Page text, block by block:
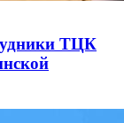
ТЦК